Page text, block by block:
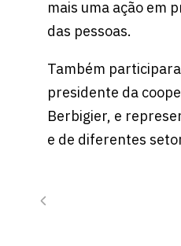
mais uma ação em
das pessoas.
Também
presidente da
Berbigier, e
e de diferentes